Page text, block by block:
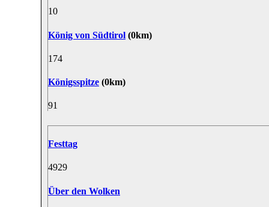
10
König von Südtirol (0km)
174
Königsspitze (0km)
91
Festtag
4929
Über den Wolken